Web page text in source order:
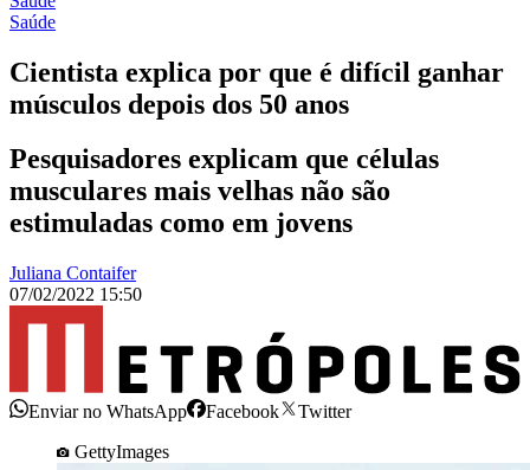
Saúde
Cientista explica por que é difícil ganhar
músculos depois dos 50 anos
Pesquisadores explicam que células
musculares mais velhas não são
estimuladas como em jovens
Juliana Contaifer
07/02/2022 15:50
Enviar no WhatsApp Facebook
Twitter
GettyImages